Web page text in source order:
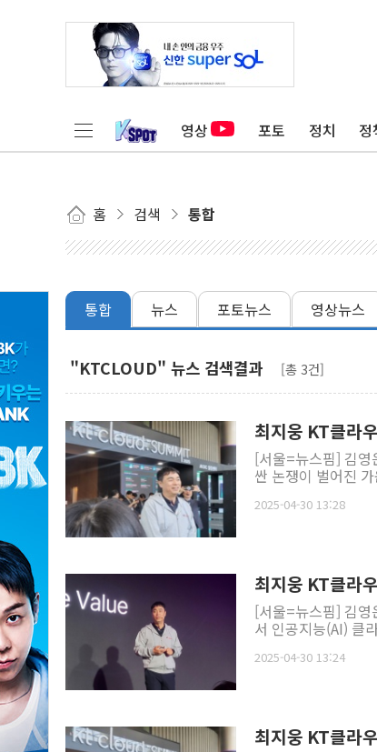
영상 포토 정치 정
홈 검색 통합
통합 뉴스 포토뉴스 영상뉴스
"KTCLOUD" 뉴스 검색결과 [총 3건]
최지웅 KT클라
[서울=뉴스핌] 김영
싼 논쟁이 벌어진
2025-04-30 13:28
최지웅 KT클라
[서울=뉴스핌] 김
서 인공지능(AI) 클
2025-04-30 13:24
최지웅 KT클라